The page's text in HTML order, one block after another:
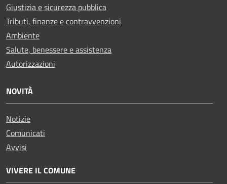
Giustizia e sicurezza pubblica
Tributi, finanze e contravvenzioni
Ambiente
Salute, benessere e assistenza
Autorizzazioni
NOVITÀ
Notizie
Comunicati
Avvisi
VIVERE IL COMUNE